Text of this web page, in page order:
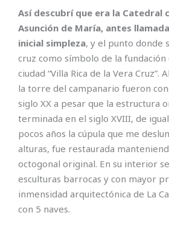
Así descubrí que era la Catedral
Asunción de María, antes
inicial simpleza, y el punto donde
cruz como símbolo de la fundación
ciudad “Villa Rica de la Vera Cruz”.
la torre del campanario fueron
siglo XX a pesar que la estructura
terminada en el siglo XVIII, de
pocos años la cúpula que me
alturas, fue restaurada
octogonal original. En su interior
esculturas barrocas y con mayor
inmensidad arquitectónica de La
con 5 naves.